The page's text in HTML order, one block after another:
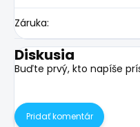
Záruka:
Diskusia
Buďte prvý, kto napíše
Pridať komentár